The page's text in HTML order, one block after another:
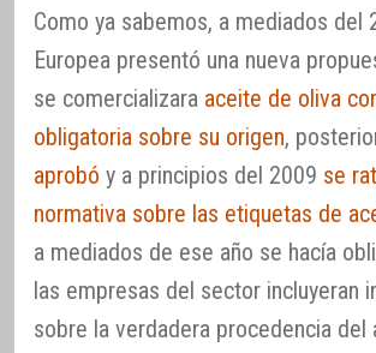
Como ya sabemos, a mediados del
Europea presentó una nueva
se comercializara aceite de oliva
obligatoria sobre su origen,
aprobó y a principios del 2009 se
normativa sobre las etiquetas de
a mediados de ese año se hacía
las empresas del sector incluyeran
sobre la verdadera procedencia del